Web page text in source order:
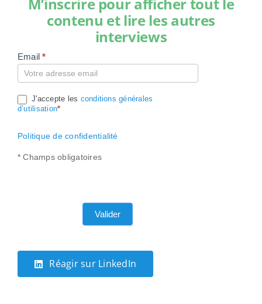
M’inscrire pour afficher tout le
contenu et lire les autres
interviews
Compte
Email*
J'accepte les conditions générales
d’utilisation*
Politique de confidentialité
* Champs obligatoires
Valider
Réagir sur LinkedIn